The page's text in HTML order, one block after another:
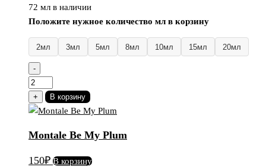
72 мл в наличии
Положите нужное количество мл в корзину
2мл 3мл 5мл 8мл 10мл 15мл 20мл
-
Количество
товара
Montale
My
+ В корзину
Montale Be My Plum
150₽ В корзину